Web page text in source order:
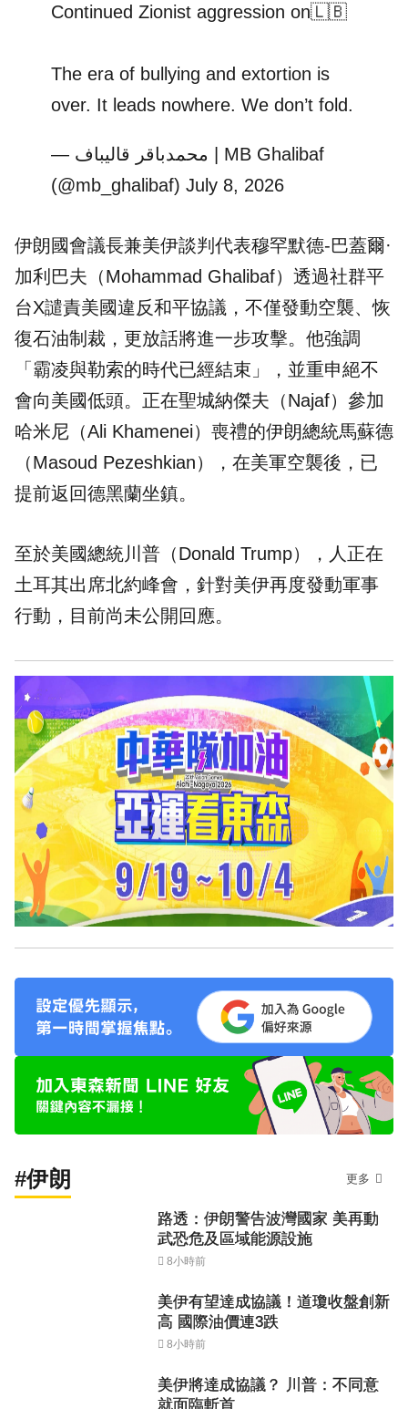
Continued Zionist aggression on🇱🇧
The era of bullying and extortion is
over. It leads nowhere. We don’t fold.
— محمدباقر قالیباف | MB Ghalibaf
(@mb_ghalibaf) July 8, 2026
伊朗國會議長兼美伊談判代表穆罕默德-巴蓋爾·
加利巴夫（Mohammad Ghalibaf）透過社群平
台X譴責美國違反和平協議，不僅發動空襲、恢
復石油制裁，更放話將進一步攻擊。他強調
「霸凌與勒索的時代已經結束」，並重申絕不
會向美國低頭。正在聖城納傑夫（Najaf）參加
哈米尼（Ali Khamenei）喪禮的伊朗總統馬蘇德
（Masoud Pezeshkian），在美軍空襲後，已
提前返回德黑蘭坐鎮。
至於美國總統川普（Donald Trump），人正在
土耳其出席北約峰會，針對美伊再度發動軍事
行動，目前尚未公開回應。
#伊朗 更多
路透：伊朗警告波灣國家 美再動
武恐危及區域能源設施
8小時前
美伊有望達成協議！道瓊收盤創新
高 國際油價連3跌
8小時前
美伊將達成協議？ 川普：不同意
就面臨斬首